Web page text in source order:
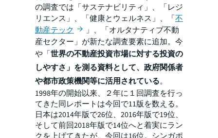
の調査では「サステナビリティ」、「レジ
リエンス」、「健康とウェルネス」、「不
動産テック
」、「オルタナティブ不動
産セクター」が新たな調査要素に追加。今
や「世界の不動産投資市場に対する投資の
しやすさ」を測る資料として、政府関係者
や都市政策機関等に活用されている。
1998年の開始以来、２年に１回調査を行っ
てきた同レポートは今回で11版を数える。
日本は2014年版で26位、2016年版で19位、
そして前回2018年版で14位へと着実にラン